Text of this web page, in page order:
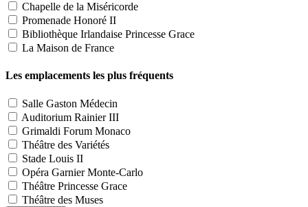
Chapelle de la Miséricorde
Promenade Honoré II
Bibliothèque Irlandaise Princesse Grace
La Maison de France
Les emplacements les plus fréquents
Salle Gaston Médecin
Auditorium Rainier III
Grimaldi Forum Monaco
Théâtre des Variétés
Stade Louis II
Opéra Garnier Monte-Carlo
Théâtre Princesse Grace
Théâtre des Muses